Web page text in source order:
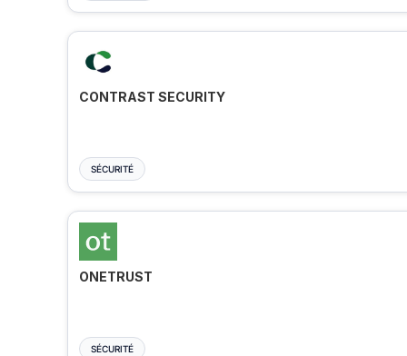
CONTRAST SECURITY
SÉCURITÉ
ONETRUST
SÉCURITÉ